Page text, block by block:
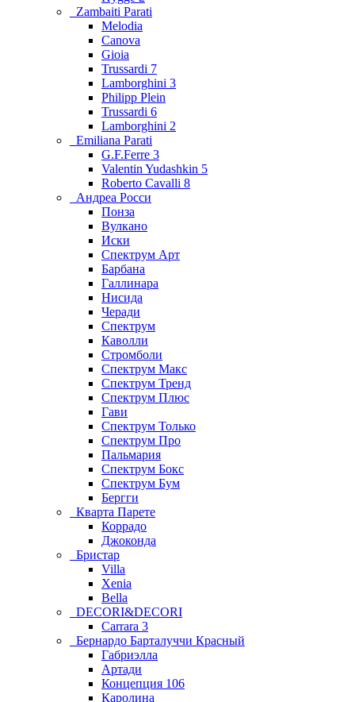
Zambaiti Parati
Melodia
Canova
Gioia
Trussardi 7
Lamborghini 3
Philipp Plein
Trussardi 6
Lamborghini 2
Emiliana Parati
G.F.Ferre 3
Valentin Yudashkin 5
Roberto Cavalli 8
Андреа Росси
Понза
Вулкано
Иски
Спектрум Арт
Барбана
Галлинара
Нисида
Черади
Спектрум
Каволли
Стромболи
Спектрум Макс
Спектрум Тренд
Спектрум Плюс
Гави
Спектрум Только
Спектрум Про
Пальмария
Спектрум Бокс
Спектрум Бум
Бергги
Кварта Парете
Коррадо
Джоконда
Бристар
Villa
Xenia
Bella
DECORI&DECORI
Carrara 3
Бернардо Барталуччи Красный
Габриэлла
Артади
Концепция 106
Каролина